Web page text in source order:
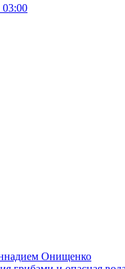
03:00
Онищенко